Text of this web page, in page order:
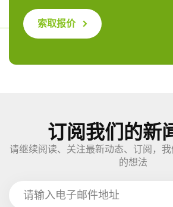
索取报价
订阅我们的新
请继续阅读、关注最新动态、订阅，
的想法